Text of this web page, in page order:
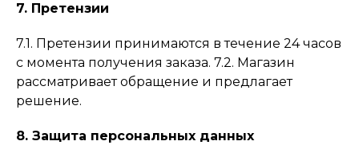
7. Претензии
7.1. Претензии принимаются в течение 24 часов
с момента получения заказа. 7.2. Магазин
рассматривает обращение и предлагает
решение.
8. Защита персональных данных